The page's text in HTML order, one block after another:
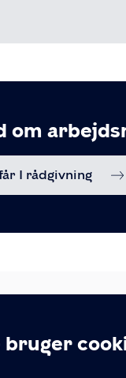
bruger
om
I rådgivning